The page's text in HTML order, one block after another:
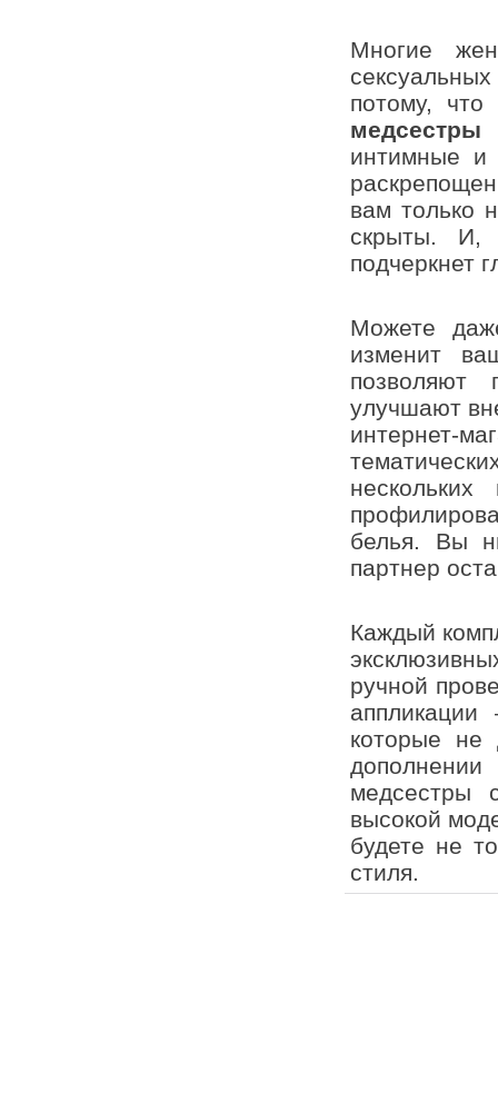
Многие
потому, что
медсестры
интимные и
вам только
скрыты. И,
подчеркнет
Можете
изменит
позволяют
улучшают
интернет-
белья. Вы
партнер
Каждый
ручной
которые не
медсестры
высокой
будете не
стиля.